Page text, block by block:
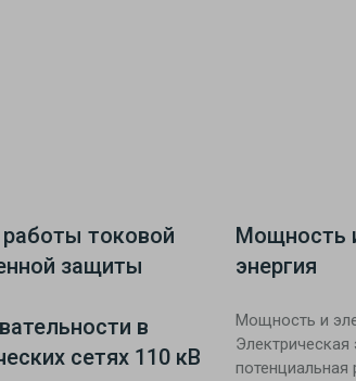
токовой
защиты
в
сетях 110 кВ
Мощность
энергия
Мощность и
Электрическая
потенциальная